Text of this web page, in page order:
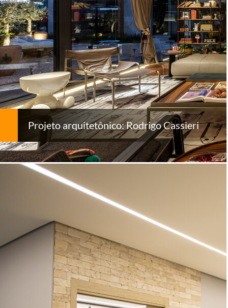
Projeto arquitetônico: Rodrigo Cassieri